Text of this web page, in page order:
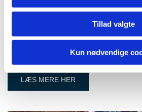
Tillad valgte
Kun nødvendige
industrivirksomheder og hånd-
PR Metal Trading kan tilbyde at stille
jeres rådighed ved løbende
f.eks. nedrivningsopgaver ude i byen.
LÆS MERE HER